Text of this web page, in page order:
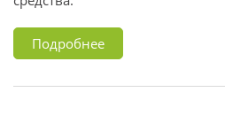
Подробнее